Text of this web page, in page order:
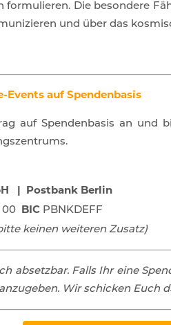
Die besondere
und über das
Events auf Spendenbasis
auf Spendenbasis an und
| Postbank Berlin
00 BIC PBNKDEFF
keinen weiteren Zusatz)
absetzbar. Falls Ihr eine
Wir schicken Euch